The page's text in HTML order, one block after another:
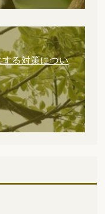
する対策につい